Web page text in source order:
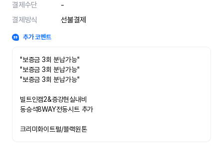
결제수단
-
결제방식
선불결제
추가 코멘트
"보증금 3회 분납가능"
"보증금 3회 분납가능"
"보증금 3회 분납가능"
빌트인캠2&증강현실내비
동승석8WAY전동시트 추가
크리미화이트펄/블랙원톤